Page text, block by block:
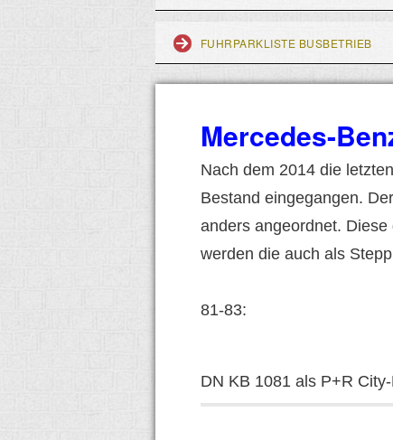
FUHRPARKLISTE BUSBETRIEB
Mercedes-
Nach dem 2014 die
Bestand eingegangen.
anders angeordnet.
werden die auch als
81-83:
DN KB 1081 als P+R